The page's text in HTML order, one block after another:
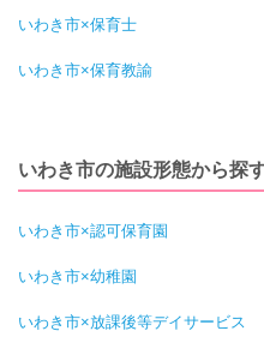
いわき市×保育士
いわき市×保育教諭
いわき市の施設形態から探
いわき市×認可保育園
いわき市×幼稚園
いわき市×放課後等デイサービス